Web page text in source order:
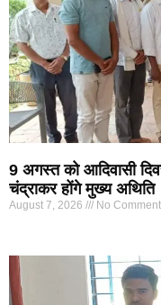
9 अगस्त को आदिवासी
चंद्राकर होंगे मुख्य अथिति
August 7, 2026 No